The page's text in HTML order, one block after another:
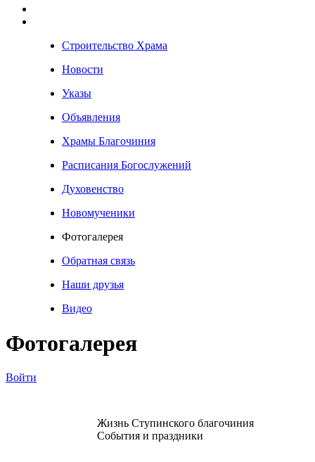
Строительство Храма
Новости
Указы
Объявления
Храмы Благочиния
Расписания Богослужений
Духовенство
Новомученики
Фотогалерея
Обратная связь
Наши друзья
Видео
Фотогалерея
Войти
Жизнь Ступинского благочиния
События и праздники